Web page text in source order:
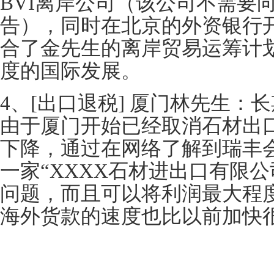
告），同时在北京的外资银行
合了金先生的离岸贸易运筹计
度的国际发展。
4、[出口退税] 厦门林先生：
由于厦门开始已经取消石材出
下降，通过在网络了解到瑞丰
一家“XXXX石材进出口有限
问题，而且可以将利润最大程
海外货款的速度也比以前加快